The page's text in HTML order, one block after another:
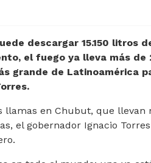
descargar 15.150 litros
el fuego ya lleva más de
grande de Latinoamérica
en Chubut, que llevan
el gobernador Ignacio